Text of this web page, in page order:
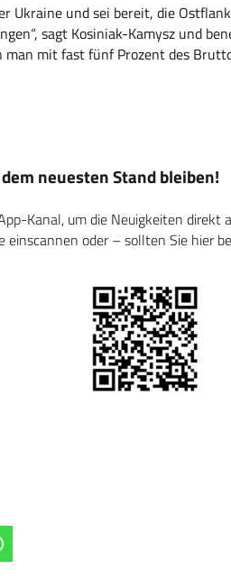
Ukraine und sei bereit, die
sagt Kosiniak-Kamysz und
man mit fast fünf Prozent des
neuesten Stand bleiben!
Kanal, um die Neuigkeiten direkt
einscannen oder – sollten Sie hier